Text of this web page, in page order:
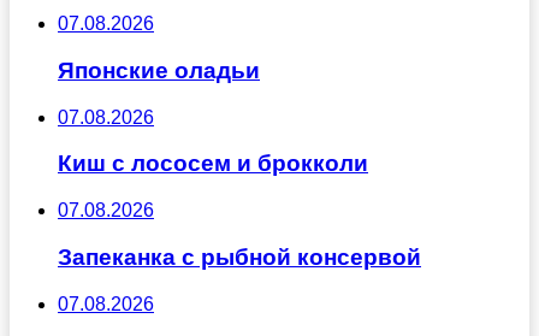
07.08.2026
Японские оладьи
07.08.2026
Киш с лососем и брокколи
07.08.2026
Запеканка с рыбной консервой
07.08.2026